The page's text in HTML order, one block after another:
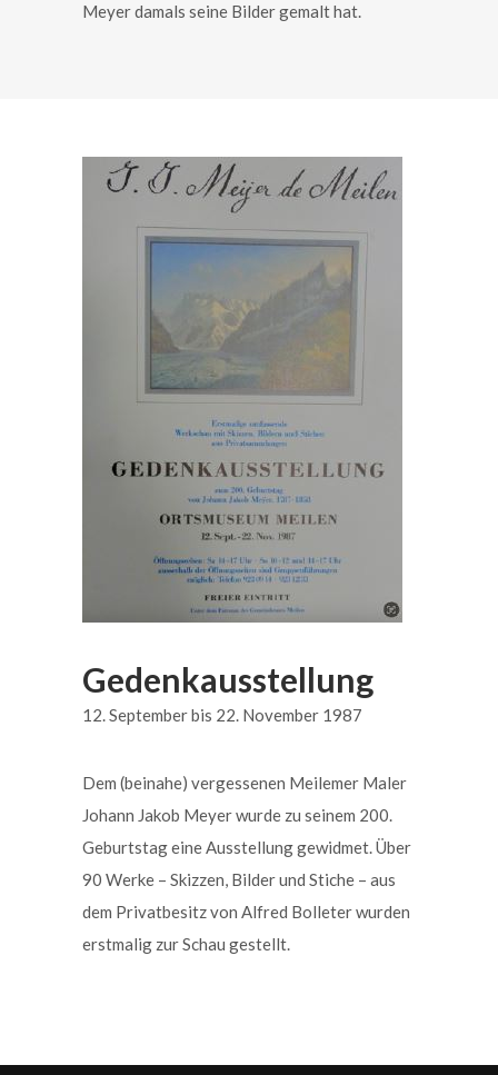
Meyer damals seine Bilder gemalt hat.
Gedenkausstellung
12. September bis 22. November 1987
Dem (beinahe) vergessenen Meilemer Maler
Johann Jakob Meyer wurde zu seinem 200.
Geburtstag eine Ausstellung gewidmet. Über
90 Werke – Skizzen, Bilder und Stiche – aus
dem Privatbesitz von Alfred Bolleter wurden
erstmalig zur Schau gestellt.